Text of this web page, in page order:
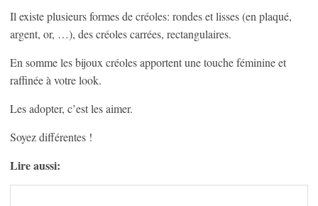
Il existe plusieurs formes de créoles: rondes et lisses (en plaqué,
argent, or, …), des créoles carrées, rectangulaires.
En somme les bijoux créoles apportent une touche féminine et
raffinée à votre look.
Les adopter, c’est les aimer.
Soyez différentes !
Lire aussi: